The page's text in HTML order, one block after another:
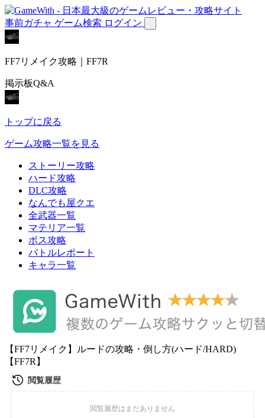
事前ガチャ ゲーム検索 ログイン
FF7リメイク攻略｜FF7R
掲示板Q&A
トップに戻る
ゲーム攻略一覧を見る
ストーリー攻略
ハード攻略
DLC攻略
なんでも屋クエ
全武器一覧
マテリア一覧
ボス攻略
バトルレポート
キャラ一覧
【FF7リメイク】ルードの攻略・倒し方(ハード/HARD)
【FF7R】